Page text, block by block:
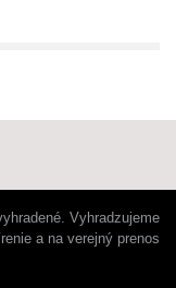
Vyhradzujeme
a na verejný prenos